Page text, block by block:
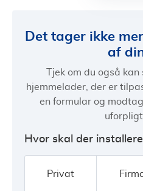
Det tager ikke
af
Tjek om du også
hjemmelader, der er
en formular og
Hvor skal der
Privat